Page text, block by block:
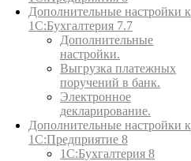
Дополнительные настройки к
1С:Бухгалтерия 7.7
Дополнительные
настройки.
Выгрузка платежных
поручений в банк.
Электронное
декларирование.
Дополнительные настройки к
1С:Предприятие 8
1С:Бухгалтерия 8